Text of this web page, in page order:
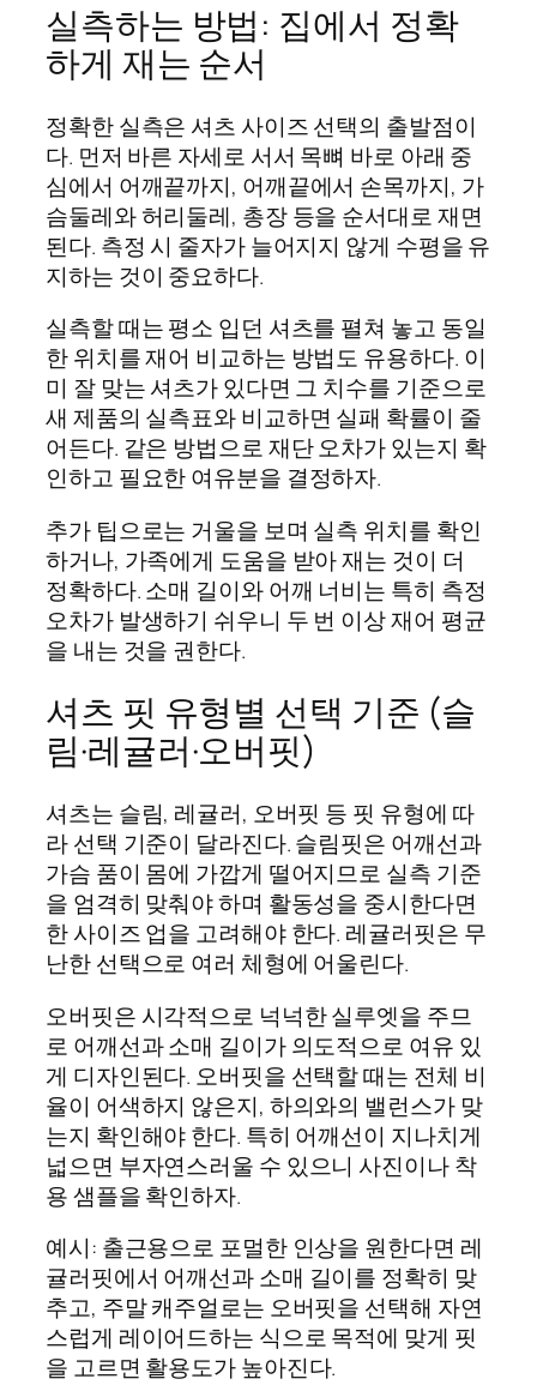
실측하는 방법: 집에서 정확
하게 재는 순서
정확한 실측은 셔츠 사이즈 선택의 출발점이
다. 먼저 바른 자세로 서서 목뼈 바로 아래 중
심에서 어깨끝까지, 어깨끝에서 손목까지, 가
슴둘레와 허리둘레, 총장 등을 순서대로 재면
된다. 측정 시 줄자가 늘어지지 않게 수평을 유
지하는 것이 중요하다.
실측할 때는 평소 입던 셔츠를 펼쳐 놓고 동일
한 위치를 재어 비교하는 방법도 유용하다. 이
미 잘 맞는 셔츠가 있다면 그 치수를 기준으로
새 제품의 실측표와 비교하면 실패 확률이 줄
어든다. 같은 방법으로 재단 오차가 있는지 확
인하고 필요한 여유분을 결정하자.
추가 팁으로는 거울을 보며 실측 위치를 확인
하거나, 가족에게 도움을 받아 재는 것이 더
정확하다. 소매 길이와 어깨 너비는 특히 측정
오차가 발생하기 쉬우니 두 번 이상 재어 평균
을 내는 것을 권한다.
셔츠 핏 유형별 선택 기준 (슬
림·레귤러·오버핏)
셔츠는 슬림, 레귤러, 오버핏 등 핏 유형에 따
라 선택 기준이 달라진다. 슬림핏은 어깨선과
가슴 품이 몸에 가깝게 떨어지므로 실측 기준
을 엄격히 맞춰야 하며 활동성을 중시한다면
한 사이즈 업을 고려해야 한다. 레귤러핏은 무
난한 선택으로 여러 체형에 어울린다.
오버핏은 시각적으로 넉넉한 실루엣을 주므
로 어깨선과 소매 길이가 의도적으로 여유 있
게 디자인된다. 오버핏을 선택할 때는 전체 비
율이 어색하지 않은지, 하의와의 밸런스가 맞
는지 확인해야 한다. 특히 어깨선이 지나치게
넓으면 부자연스러울 수 있으니 사진이나 착
용 샘플을 확인하자.
예시: 출근용으로 포멀한 인상을 원한다면 레
귤러핏에서 어깨선과 소매 길이를 정확히 맞
추고, 주말 캐주얼로는 오버핏을 선택해 자연
스럽게 레이어드하는 식으로 목적에 맞게 핏
을 고르면 활용도가 높아진다.